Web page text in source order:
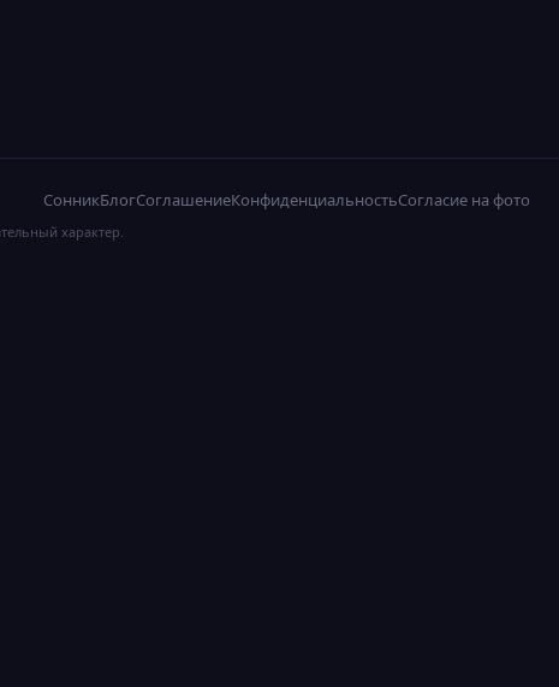
СонникБлогСоглашениеКонфиденциальностьСогласие на фото
характер.